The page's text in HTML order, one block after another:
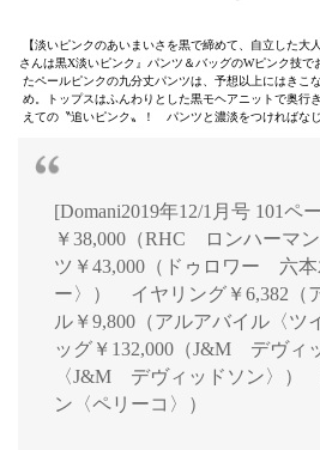
【淡いピンクのあいまいさを黒で締めて、自立した大
さんは黒X淡いピンク』パンツ＆バッグのWピンク技
たペールピンクの九分丈パンツは、予想以上にはきこ
め。トップスはふんわりとした黒モヘアニットで奥行
えての〝追いピンク〟！ パンツと濃淡をつければな
[Domani2019年12/1月号 101ペ
￥38,000（RHC ロンハーマ
ツ￥43,000（ドゥロワー 六本
ー〉） イヤリング￥6,382（
ル￥9,800（アルアバイル〈
ッグ￥132,000（J&M デヴ
〈J&M デヴィッドソン〉）
ン〈ペリーコ〉）